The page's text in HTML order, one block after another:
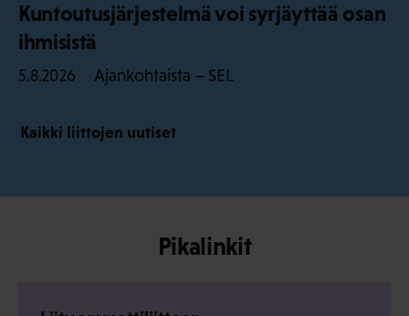
Kuntoutusjärjestelmä voi syrjäyttää osan
ihmisistä
5.8.2026 Ajankohtaista – SEL
Kaikki liittojen uutiset
Pikalinkit